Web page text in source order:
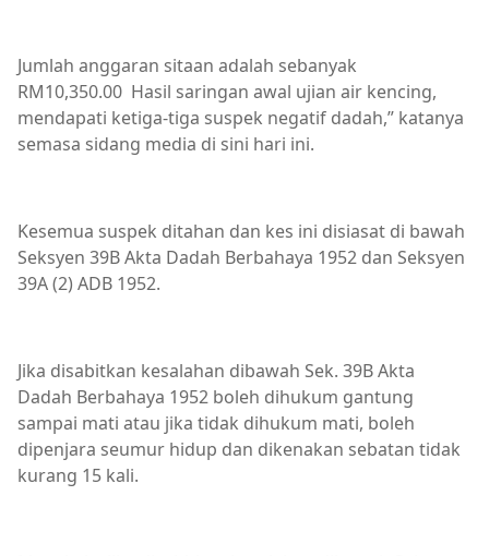
Jumlah anggaran sitaan adalah sebanyak
RM10,350.00 Hasil saringan awal ujian air kencing,
mendapati ketiga-tiga suspek negatif dadah,” katanya
semasa sidang media di sini hari ini.
Kesemua suspek ditahan dan kes ini disiasat di bawah
Seksyen 39B Akta Dadah Berbahaya 1952 dan Seksyen
39A (2) ADB 1952.
Jika disabitkan kesalahan dibawah Sek. 39B Akta
Dadah Berbahaya 1952 boleh dihukum gantung
sampai mati atau jika tidak dihukum mati, boleh
dipenjara seumur hidup dan dikenakan sebatan tidak
kurang 15 kali.